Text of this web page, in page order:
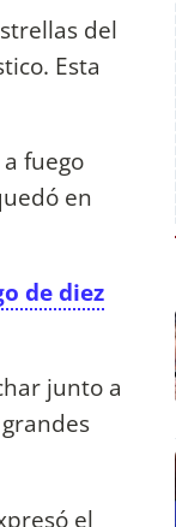
del
Esta
fuego
en
de diez
junto a
el